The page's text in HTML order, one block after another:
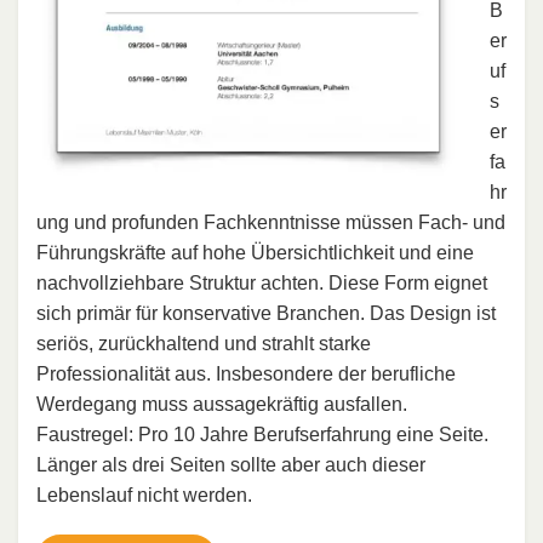
B
er
uf
s
er
fa
hr
ung und profunden Fachkenntnisse müssen Fach- und
Führungskräfte auf hohe Übersichtlichkeit und eine
nachvollziehbare Struktur achten. Diese Form eignet
sich primär für konservative Branchen. Das Design ist
seriös, zurückhaltend und strahlt starke
Professionalität aus. Insbesondere der berufliche
Werdegang muss aussagekräftig ausfallen.
Faustregel: Pro 10 Jahre Berufserfahrung eine Seite.
Länger als drei Seiten sollte aber auch dieser
Lebenslauf nicht werden.